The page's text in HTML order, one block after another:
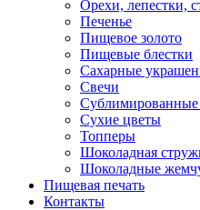
Орехи, лепестки,
Печенье
Пищевое золото
Пищевые блестки
Сахарные
Свечи
Сухие цветы
Топперы
Шоколадная
Шоколадные
Пищевая печать
Контакты